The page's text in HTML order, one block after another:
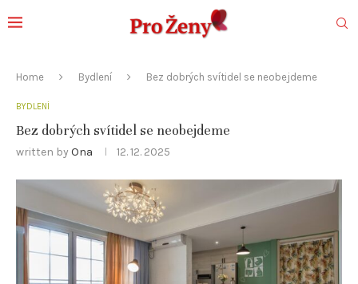
Home Bydlení Bez dobrých svítidel se neobejdeme
BYDLENÍ
Bez dobrých svítidel se neobejdeme
written by Ona 12. 12. 2025